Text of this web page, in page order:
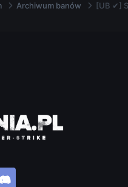
Archiwum banów [UB ✔]